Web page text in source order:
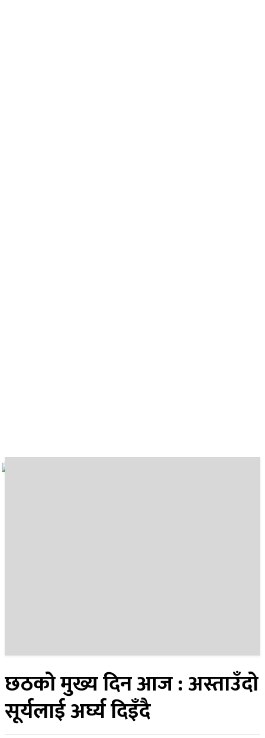
छठको मुख्य दिन आज : अस्ताउँदो
सूर्यलाई अर्घ्य दिइँदै